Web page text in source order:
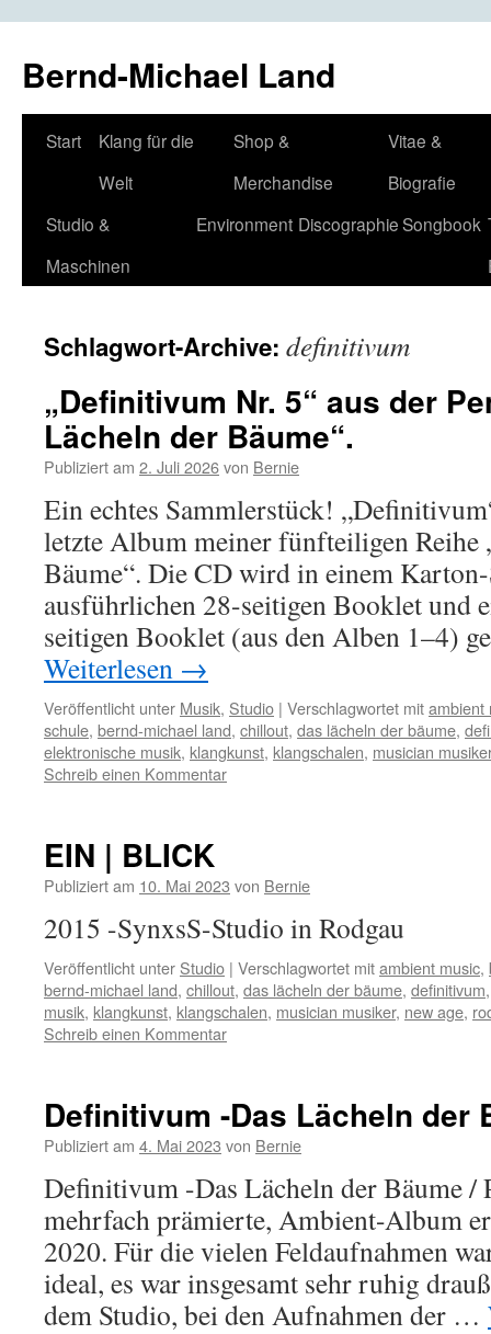
Bernd-Michael Land
Zum
springen
Start
Klang für die
Welt
Shop &
Merchandise
Vitae &
Biografie
Studio &
Maschinen
Environment DiscographieSongbook
Schlagwort-Archive: definitivum
„Definitivum Nr. 5“ aus der
Lächeln der Bäume“.
Publiziert am 2. Juli 2026von Bernie
Ein echtes Sammlerstück!
letzte Album meiner fünfteiligen Reihe
Bäume“. Die CD wird in einem
ausführlichen 28-seitigen Booklet und
seitigen Booklet (aus den Alben 1–4)
Weiterlesen →
Veröffentlicht unter Musik, Studio | Verschlagwortet mitambient
schule, bernd-michael land, chillout, das lächeln der bäume,
elektronische musik, klangkunst, klangschalen, musician musiker
Schreib einen Kommentar
EIN | BLICK
Publiziert am 10. Mai 2023 von Bernie
2015 -SynxsS-Studio in Rodgau
Veröffentlicht unter Studio | Verschlagwortet mitambient music,
bernd-michael land, chillout, das lächeln der bäume, definitivum
musik, klangkunst, klangschalen, musician musiker, new age,
Schreib einen Kommentar
Definitivum -Das Lächeln der
Publiziert am 4. Mai 2023 von Bernie
Definitivum -Das Lächeln der Bäume /
mehrfach prämierte, Ambient-Album
2020. Für die vielen Feldaufnahmen
ideal, es war insgesamt sehr ruhig
dem Studio, bei den Aufnahmen der …